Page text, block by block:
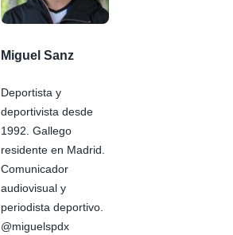
Miguel Sanz
Deportista y
deportivista desde
1992. Gallego
residente en Madrid.
Comunicador
audiovisual y
periodista deportivo.
@miguelspdx